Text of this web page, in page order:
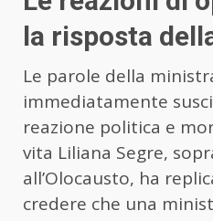
la risposta
Le parole della
immediatamente
reazione politica e
vita Liliana Segre,
all’Olocausto, ha
credere che una